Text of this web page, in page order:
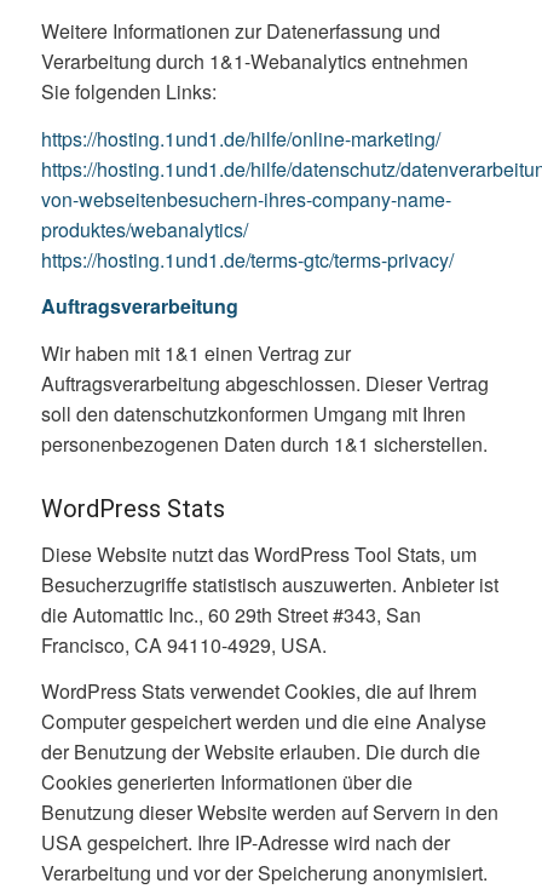
Weitere Informationen zur Datenerfassung und
Verarbeitung durch 1&1-Webanalytics entnehmen
Sie folgenden Links:
https://hosting.1und1.de/hilfe/online-marketing/
https://hosting.1und1.de/hilfe/datenschutz/
von-webseitenbesuchern-ihres-company-name-
produktes/webanalytics/
https://hosting.1und1.de/terms-gtc/terms-privacy/
Auftragsverarbeitung
Wir haben mit 1&1 einen Vertrag zur
Auftragsverarbeitung abgeschlossen. Dieser Vertrag
soll den datenschutzkonformen Umgang mit Ihren
personenbezogenen Daten durch 1&1 sicherstellen.
WordPress Stats
Diese Website nutzt das WordPress Tool Stats, um
Besucherzugriffe statistisch auszuwerten. Anbieter ist
die Automattic Inc., 60 29th Street #343, San
Francisco, CA 94110-4929, USA.
WordPress Stats verwendet Cookies, die auf Ihrem
Computer gespeichert werden und die eine Analyse
der Benutzung der Website erlauben. Die durch die
Cookies generierten Informationen über die
Benutzung dieser Website werden auf Servern in den
USA gespeichert. Ihre IP-Adresse wird nach der
Verarbeitung und vor der Speicherung anonymisiert.